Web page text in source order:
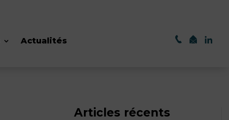
Actualités
Articles récents